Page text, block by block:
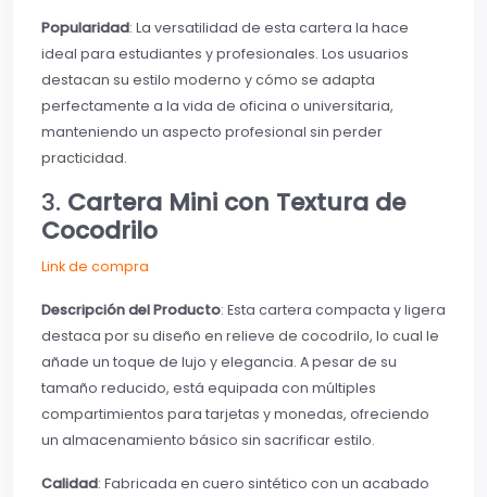
Popularidad: La versatilidad de esta cartera la hace
ideal para estudiantes y profesionales. Los usuarios
destacan su estilo moderno y cómo se adapta
perfectamente a la vida de oficina o universitaria,
manteniendo un aspecto profesional sin perder
practicidad.
3. Cartera Mini con Textura de
Cocodrilo
Link de compra
Descripción del Producto: Esta cartera compacta y ligera
destaca por su diseño en relieve de cocodrilo, lo cual le
añade un toque de lujo y elegancia. A pesar de su
tamaño reducido, está equipada con múltiples
compartimientos para tarjetas y monedas, ofreciendo
un almacenamiento básico sin sacrificar estilo.
Calidad: Fabricada en cuero sintético con un acabado